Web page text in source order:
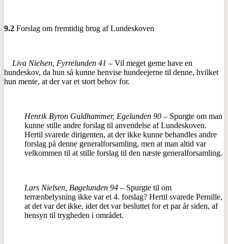
9.2 Forslag om fremtidig brug af Lundeskoven
Liva Nielsen, Fyrrelunden 41 – Vil meget gerne have en
hundeskov, da hun så kunne henvise hundeejerne til denne, hvilket
hun mente, at der var et stort behov for.
Henrik Byron Guldhammer, Egelunden 90 – Spurgte om man
kunne stille andre forslag til anvendelse af Lundeskoven.
Hertil svarede dirigenten, at der ikke kunne behandles andre
forslag på denne generalforsamling, men at man altid var
velkommen til at stille forslag til den næste generalforsamling.
Lars Nielsen, Bøgelunden 94 – Spurgte til om
terrænbelysning ikke var et 4. forslag? Hertil svarede Pernille,
at det var det ikke, idet det var besluttet for et par år siden, af
hensyn til trygheden i området.